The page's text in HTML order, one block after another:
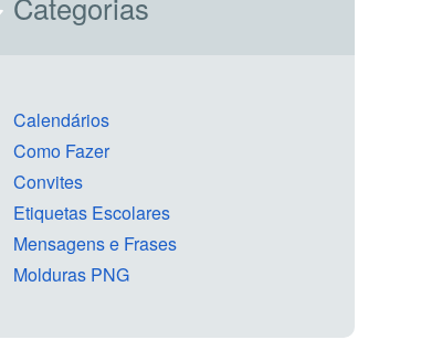
Categorias
Calendários
Como Fazer
Convites
Etiquetas Escolares
Mensagens e Frases
Molduras PNG